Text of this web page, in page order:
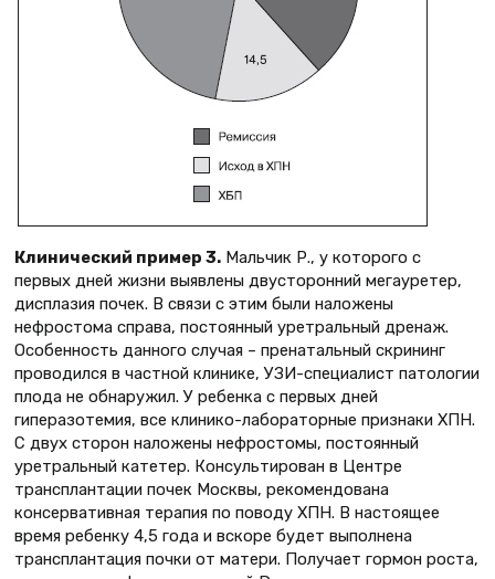
Клинический пример 3. Мальчик Р., у которого с
первых дней жизни выявлены двусторонний мегауретер,
дисплазия почек. В связи с этим были наложены
нефростома справа, постоянный уретральный дренаж.
Особенность данного случая – пренатальный скрининг
проводился в частной клинике, УЗИ-специалист патологии
плода не обнаружил. У ребенка с первых дней
гиперазотемия, все клинико-лабораторные признаки ХПН.
С двух сторон наложены нефростомы, постоянный
уретральный катетер. Консультирован в Центре
трансплантации почек Москвы, рекомендована
консервативная терапия по поводу ХПН. В настоящее
время ребенку 4,5 года и вскоре будет выполнена
трансплантация почки от матери. Получает гормон роста,